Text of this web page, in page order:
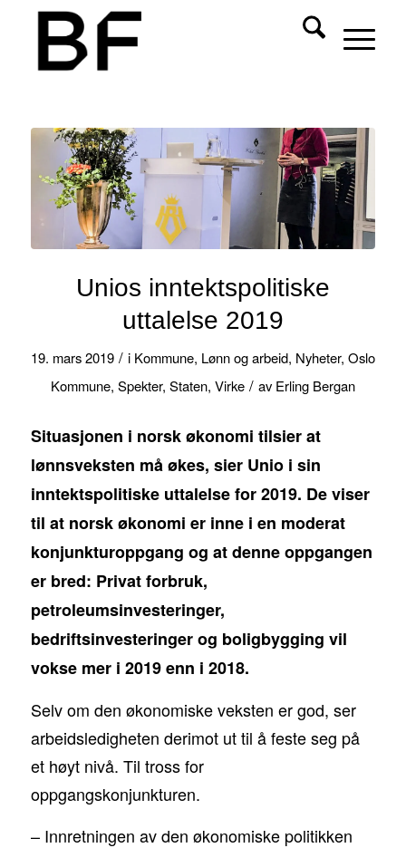
Unios inntektspolitiske
uttalelse 2019
19. mars 2019 / i Kommune, Lønn og arbeid, Nyheter, Oslo
Kommune, Spekter, Staten, Virke / av Erling Bergan
Situasjonen i norsk økonomi tilsier at
lønnsveksten må økes, sier Unio i sin
inntektspolitiske uttalelse for 2019. De viser
til at norsk økonomi er inne i en moderat
konjunkturoppgang og at denne oppgangen
er bred: Privat forbruk,
petroleumsinvesteringer,
bedriftsinvesteringer og boligbygging vil
vokse mer i 2019 enn i 2018.
Selv om den økonomiske veksten er god, ser
arbeidsledigheten derimot ut til å feste seg på
et høyt nivå. Til tross for
oppgangskonjunkturen.
– Innretningen av den økonomiske politikken